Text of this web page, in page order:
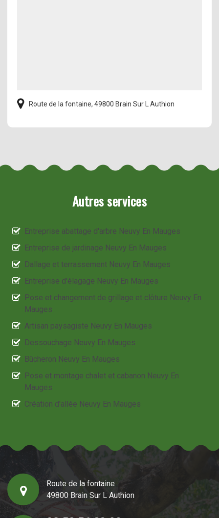
Route de la fontaine, 49800 Brain Sur L Authion
Autres services
Entreprise abattage d'arbre Neuvy En Mauges
Entreprise de jardinage Neuvy En Mauges
Dallage et terrassement Neuvy En Mauges
Entreprise d'élagage Neuvy En Mauges
Pose et changement de grillage et clôture Neuvy En
Mauges
Artisan paysagiste Neuvy En Mauges
Dessouchage Neuvy En Mauges
Bûcheron Neuvy En Mauges
Pose et montage chalet et cabanon Neuvy En
Mauges
Création d'allée Neuvy En Mauges
Route de la fontaine
49800 Brain Sur L Authion